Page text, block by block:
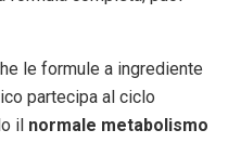
le formule a ingrediente
partecipa al ciclo
il normale metabolismo